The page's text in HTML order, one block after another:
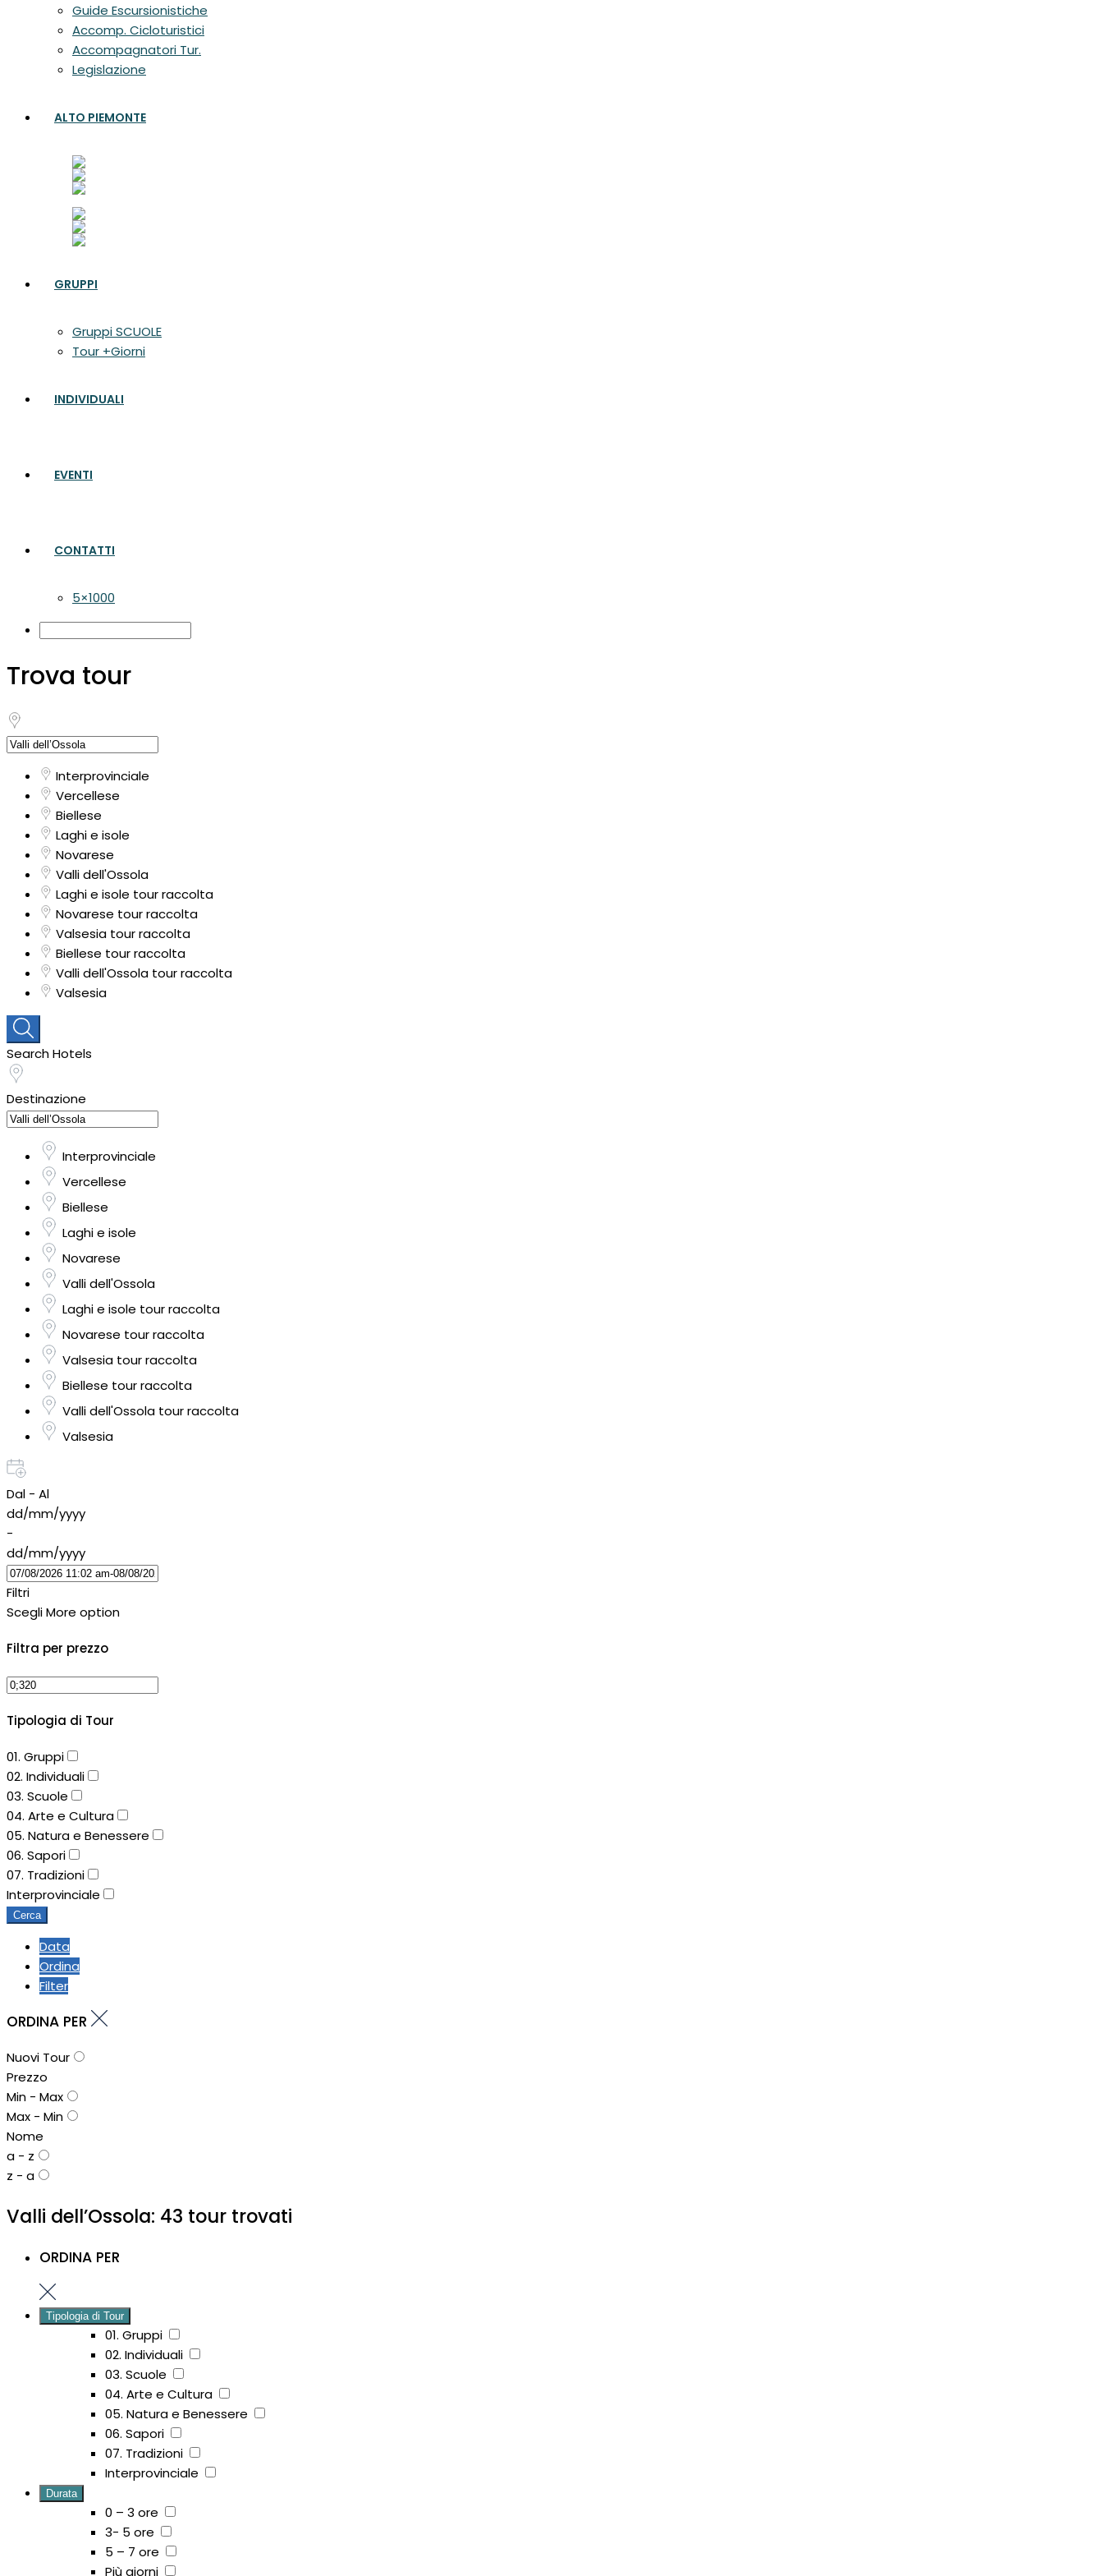
Guide Escursionistiche
Accomp. Cicloturistici
Accompagnatori Tur.
Legislazione
ALTO PIEMONTE
GRUPPI
Gruppi SCUOLE
Tour +Giorni
INDIVIDUALI
EVENTI
CONTATTI
5×1000
Trova tour
Interprovinciale
Vercellese
Biellese
Laghi e isole
Novarese
Valli dell'Ossola
Laghi e isole tour raccolta
Novarese tour raccolta
Valsesia tour raccolta
Biellese tour raccolta
Valli dell'Ossola tour raccolta
Valsesia
Search Hotels
Destinazione
Interprovinciale
Vercellese
Biellese
Laghi e isole
Novarese
Valli dell'Ossola
Laghi e isole tour raccolta
Novarese tour raccolta
Valsesia tour raccolta
Biellese tour raccolta
Valli dell'Ossola tour raccolta
Valsesia
Dal - Al
dd/mm/yyyy
-
dd/mm/yyyy
Filtri
ScegliMore option
Filtra per prezzo
Tipologia di Tour
01. Gruppi
02. Individuali
03. Scuole
04. Arte e Cultura
05. Natura e Benessere
06. Sapori
07. Tradizioni
Interprovinciale
Cerca
Data
Ordina
Filter
ORDINA PER
Nuovi Tour
Prezzo
Min - Max
Max - Min
Nome
a - z
z - a
Valli dell’Ossola: 43 tour trovati
ORDINA PER
Tipologia di Tour
01. Gruppi
02. Individuali
03. Scuole
04. Arte e Cultura
05. Natura e Benessere
06. Sapori
07. Tradizioni
Interprovinciale
Durata
0 – 3 ore
3- 5 ore
5 – 7 ore
Più giorni